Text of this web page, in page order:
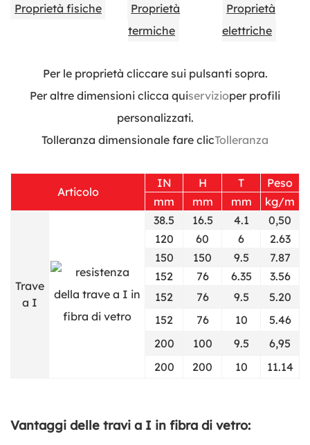
Proprietà fisiche
Proprietà
termiche
Proprietà
elettriche
Per le proprietà cliccare sui pulsanti sopra.
Per altre dimensioni clicca quiservizioper profili
personalizzati.
Tolleranza dimensionale fare clicTolleranza
Articolo
IN H T
Peso
mm
mm mm kg/m
Trave
a I
38.5 16.5 4.1
0,50
120
60 6
2.63
150
150 9.5
7.87
152
76 6.35
3.56
152
76 9.5
5.20
152
76 10
5.46
200
100 9.5
6,95
200
200 10 11.14
Vantaggi delle travi a I in fibra di vetro: